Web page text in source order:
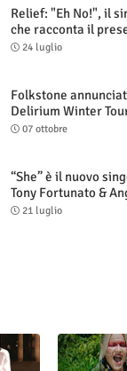
Relief: "Eh No!", il
che racconta il
ironia e autenticità
24 luglio
Folkstone
Delirium Winter
(Special Edition)
07 ottobre
“She” è il nuovo
Tony Fortunato &
21 luglio